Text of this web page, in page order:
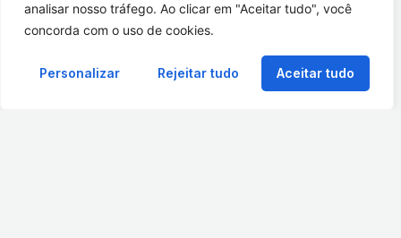
analisar nosso tráfego. Ao clicar em "Aceitar tudo", você
concorda com o uso de cookies.
Personalizar Rejeitar tudo Aceitar tudo
Especialidade: